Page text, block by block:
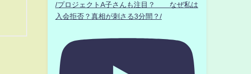
/プロジェクトA子さんも注目？ なぜ私は
入会拒否？真相が刺さる3分間？/